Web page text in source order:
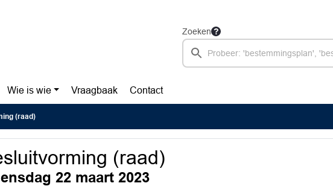
Zoeken
Wie is wie Vraagbaak Contact
(raad)
(raad)
22 maart 2023